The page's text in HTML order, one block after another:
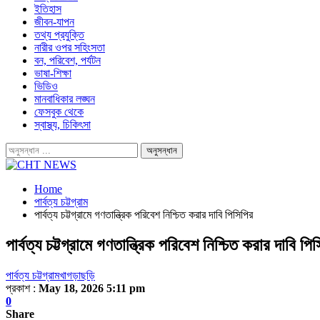
ইতিহাস
জীবন-যাপন
তথ্য প্রযুক্তি
নারীর ওপর সহিংসতা
বন, পরিবেশ, পর্যটন
ভাষা-শিক্ষা
ভিডিও
মানবাধিকার লঙ্ঘন
ফেসবুক থেকে
স্বাস্থ্য, চিকিৎসা
Home
পার্বত্য চট্টগ্রাম
পার্বত্য চট্টগ্রামে গণতান্ত্রিক পরিবেশ নিশ্চিত করার দাবি পিসিপির
পার্বত্য চট্টগ্রামে গণতান্ত্রিক পরিবেশ নিশ্চিত করার দাবি
পার্বত্য চট্টগ্রামখাগড়াছড়ি
প্রকাশ : May 18, 2026 5:11 pm
0
Share